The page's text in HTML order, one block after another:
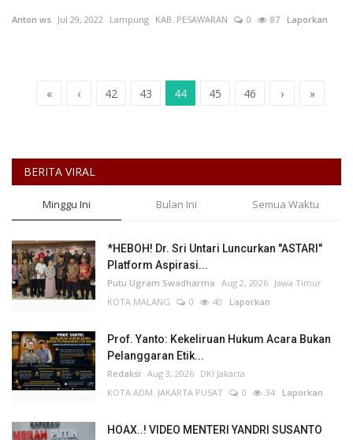
Anton ws Jul 29, 2022 Lampung KAB. PESAWARAN 0 87 Laporkan
« ‹ 42 43 44 45 46 › »
BERITA VIRAL
Minggu Ini Bulan Ini Semua Waktu
*HEBOH! Dr. Sri Untari Luncurkan "ASTARI"
Platform Aspirasi...
Putu Ugram Swadharma Aug 2, 2026 Jawa Timur
KOTA MALANG
0 40 Laporkan
Prof. Yanto: Kekeliruan Hukum Acara Bukan
Pelanggaran Etik...
Redaksi Aug 3, 2026 DKI Jakarta
KOTA ADM. JAKARTA PUSAT
0 34 Laporkan
HOAX..! VIDEO MENTERI YANDRI SUSANTO